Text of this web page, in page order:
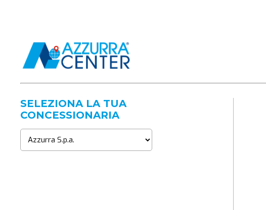
SELEZIONA LA TUA
CONCESSIONARIA